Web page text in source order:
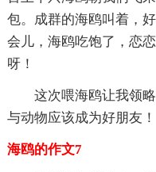
包。成群的海鸥叫着，
会儿，海鸥吃饱了，恋
呀！
这次喂海鸥让我领
与动物应该成为好朋友！
海鸥的作文7